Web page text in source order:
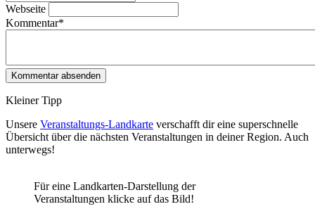
Webseite
Kommentar*
Kleiner Tipp
Unsere Veranstaltungs-Landkarte verschafft dir eine superschnelle
Übersicht über die nächsten Veranstaltungen in deiner Region. Auch
unterwegs!
Für eine Landkarten-Darstellung der
Veranstaltungen klicke auf das Bild!